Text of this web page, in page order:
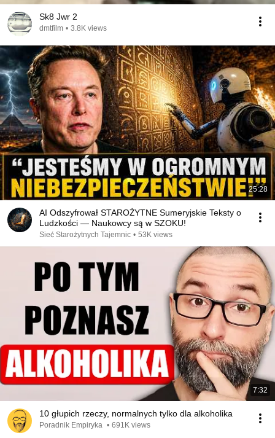
Sk8 Jwr 2
dmtfilm • 3.8K views
25:28
AI Odszyfrował STAROŻYTNE Sumeryjskie Teksty o
Ludzkości — Naukowcy są w SZOKU!
Sieć Starożytnych Tajemnic • 53K views
7:32
10 głupich rzeczy, normalnych tylko dla alkoholika
Poradnik Empiryka • 691K views